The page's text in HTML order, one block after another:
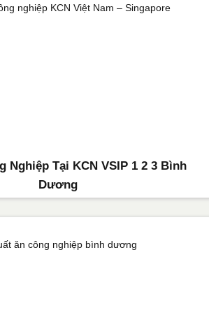
Nghiệp Tại KCN VSIP 1 2 3 Bình
Dương